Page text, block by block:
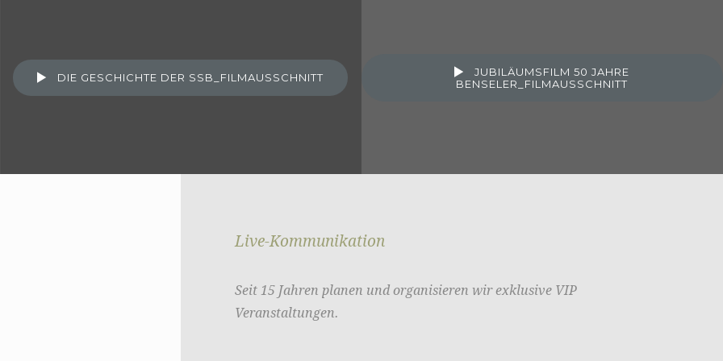
DIE GESCHICHTE DER SSB_FILMAUSSCHNITT
JUBILÄUMSFILM 50 JAHRE
BENSELER_FILMAUSSCHNITT
Live-Kommunikation
Seit 15 Jahren planen und organisieren wir exklusive VIP
Veranstaltungen.